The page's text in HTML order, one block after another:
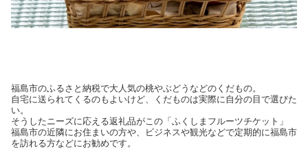
福島市のふるさと納税で大人気の桃やぶどうなどのくだもの。
自宅に送られてくるのもよいけど、くだものは実際に自分の目で選びた
い。
そうしたニーズに応える返礼品がこの「ふくしまフルーツチケット」
福島市の近隣にお住まいの方や、ビジネスや観光などで定期的に福島市
を訪れる方などにお勧めです。